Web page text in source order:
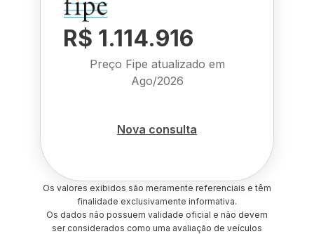
R$ 1.114.916
Preço Fipe atualizado em
Ago/2026
Nova consulta
Os valores exibidos são meramente referenciais e têm
finalidade exclusivamente informativa.
Os dados não possuem validade oficial e não devem
ser considerados como uma avaliação de veículos